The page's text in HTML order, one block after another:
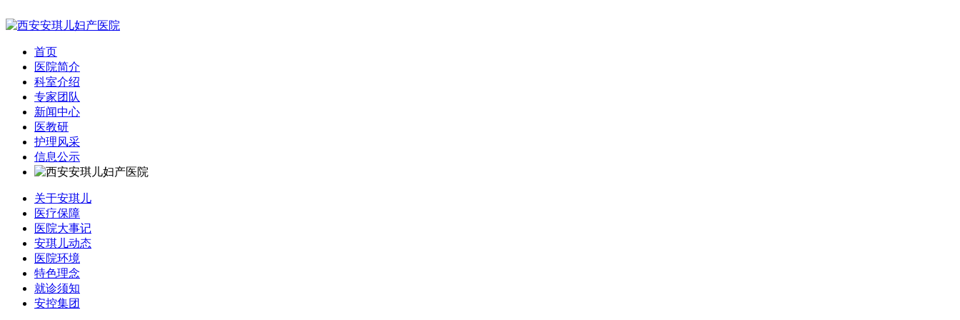
首页
医院简介
科室介绍
专家团队
新闻中心
医教研
护理风采
信息公示
关于安琪儿
医疗保障
医院大事记
安琪儿动态
医院环境
特色理念
就诊须知
安控集团